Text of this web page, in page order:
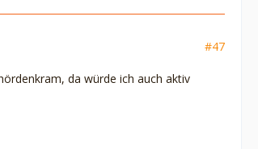
#47
da würde ich auch aktiv